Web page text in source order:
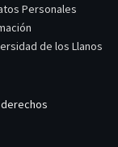
Personales
de los Llanos